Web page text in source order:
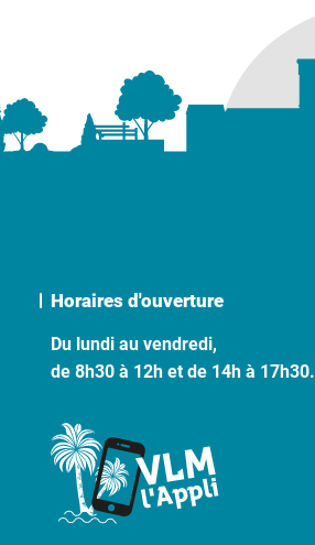
Horaires d'ouverture
Du lundi au vendredi,
de 8h30 à 12h et de 14h à 17h30.